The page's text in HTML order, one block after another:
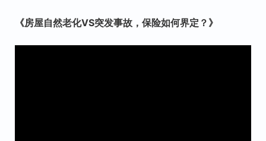
《房屋自然老化VS突发事故，保险如何界定？》